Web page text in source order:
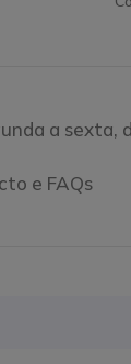
a sexta,
e FAQs